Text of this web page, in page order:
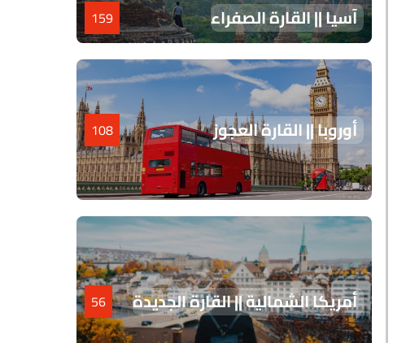
آسيا || القارة الصفراء 159
أوروبا || القارة العجوز 108
أمريكا الشمالية || القارة الجديدة 56